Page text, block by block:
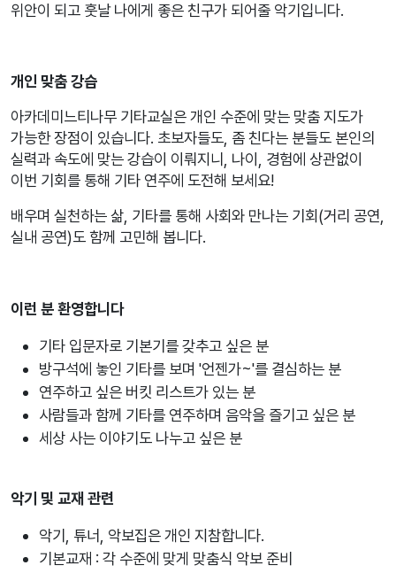
위안이 되고 훗날 나에게 좋은 친구가 되어줄 악기입니다.
개인 맞춤 강습
아카데미느티나무 기타교실은 개인 수준에 맞는 맞춤 지도가
가능한 장점이 있습니다. 초보자들도, 좀 친다는 분들도 본인의
실력과 속도에 맞는 강습이 이뤄지니, 나이, 경험에 상관없이
이번 기회를 통해 기타 연주에 도전해 보세요!
배우며 실천하는 삶, 기타를 통해 사회와 만나는 기회(거리 공연,
실내 공연)도 함께 고민해 봅니다.
이런 분 환영합니다
기타 입문자로 기본기를 갖추고 싶은 분
방구석에 놓인 기타를 보며 '언젠가~'를 결심하는 분
연주하고 싶은 버킷 리스트가 있는 분
사람들과 함께 기타를 연주하며 음악을 즐기고 싶은 분
세상 사는 이야기도 나누고 싶은 분
악기 및 교재 관련
악기, 튜너, 악보집은 개인 지참합니다.
기본교재 : 각 수준에 맞게 맞춤식 악보 준비